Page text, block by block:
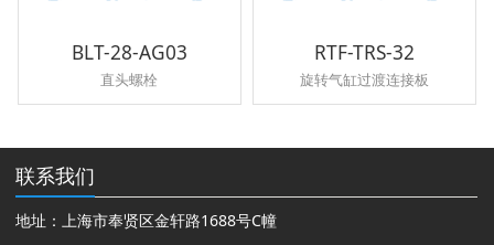
BLT-28-AG03
直头螺栓
RTF-TRS-32
旋转气缸过渡连接板
联系我们
地址：上海市奉贤区金轩路1688号C幢